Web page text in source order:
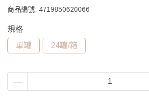
商品編號: 4719850620066
規格
單罐
24罐/箱